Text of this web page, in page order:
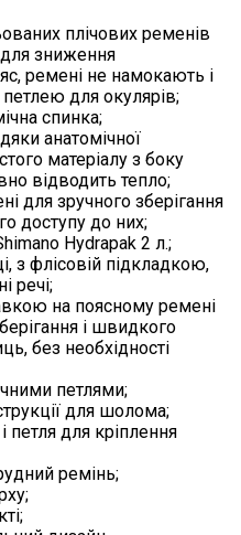
плічових ременів
зниження
ремені не намокають і
петлею для окулярів;
спинка;
анатомічної
матеріалу з боку
відводить тепло;
для зручного зберігання
доступу до них;
Hydrapak 2 л.;
з флісовій підкладкою,
речі;
на поясному ремені
і швидкого
без необхідності
петлями;
для шолома;
петля для кріплення
ремінь;